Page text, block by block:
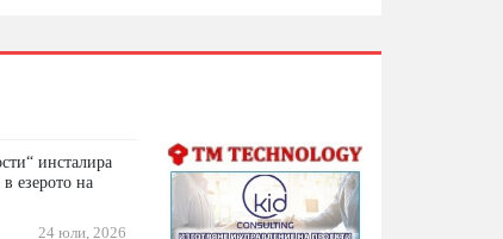
инсталира
езерото на
24 юли, 2026